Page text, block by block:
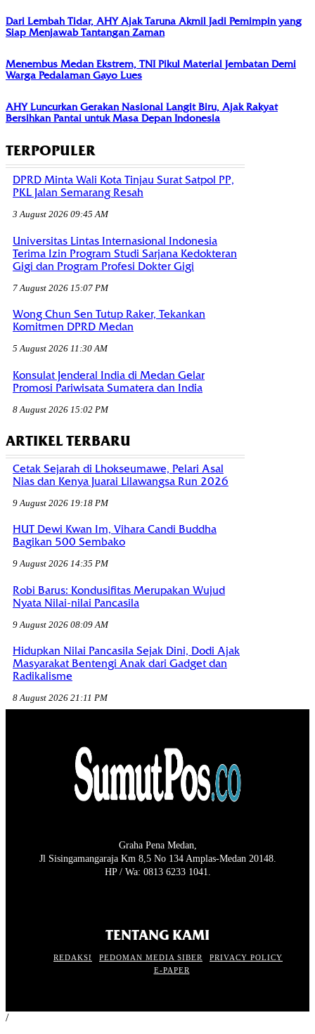
Dari Lembah Tidar, AHY Ajak Taruna Akmil Jadi Pemimpin yang
Siap Menjawab Tantangan Zaman
Menembus Medan Ekstrem, TNI Pikul Material Jembatan Demi
Warga Pedalaman Gayo Lues
AHY Luncurkan Gerakan Nasional Langit Biru, Ajak Rakyat
Bersihkan Pantai untuk Masa Depan Indonesia
TERPOPULER
DPRD Minta Wali Kota Tinjau Surat Satpol PP,
PKL Jalan Semarang Resah
3 August 2026 09:45 AM
Universitas Lintas Internasional Indonesia
Terima Izin Program Studi Sarjana Kedokteran
Gigi dan Program Profesi Dokter Gigi
7 August 2026 15:07 PM
Wong Chun Sen Tutup Raker, Tekankan
Komitmen DPRD Medan
5 August 2026 11:30 AM
Konsulat Jenderal India di Medan Gelar
Promosi Pariwisata Sumatera dan India
8 August 2026 15:02 PM
ARTIKEL TERBARU
Cetak Sejarah di Lhokseumawe, Pelari Asal
Nias dan Kenya Juarai Lilawangsa Run 2026
9 August 2026 19:18 PM
HUT Dewi Kwan Im, Vihara Candi Buddha
Bagikan 500 Sembako
9 August 2026 14:35 PM
Robi Barus: Kondusifitas Merupakan Wujud
Nyata Nilai-nilai Pancasila
9 August 2026 08:09 AM
Hidupkan Nilai Pancasila Sejak Dini, Dodi Ajak
Masyarakat Bentengi Anak dari Gadget dan
Radikalisme
8 August 2026 21:11 PM
Graha Pena Medan,
Jl Sisingamangaraja Km 8,5 No 134 Amplas-Medan 20148.
HP / Wa: 0813 6233 1041.
TENTANG KAMI
REDAKSI PEDOMAN MEDIA SIBER
PRIVACY POLICY
E-PAPER
/